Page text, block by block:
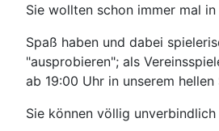
Sie wollten schon immer mal
Spaß haben und dabei
"ausprobieren"; als
ab 19:00 Uhr in unserem
Sie können völlig